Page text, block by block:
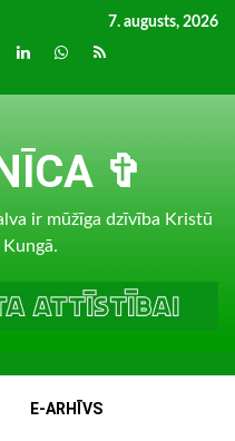
7. augusts, 2026
LinkedInwhatsapp
RSS
✞
ir mūžīga dzīvība Kristū
Kungā.
E-ARHĪVS